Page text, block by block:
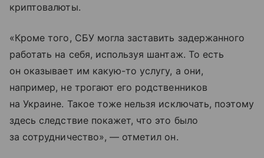
криптовалюты.
«Кроме того, СБУ могла заставить задержанного
работать на себя, используя шантаж. То есть
он оказывает им какую-то услугу, а они,
например, не трогают его родственников
на Украине. Такое тоже нельзя исключать, поэтому
здесь следствие покажет, что это было
за сотрудничество», — отметил он.